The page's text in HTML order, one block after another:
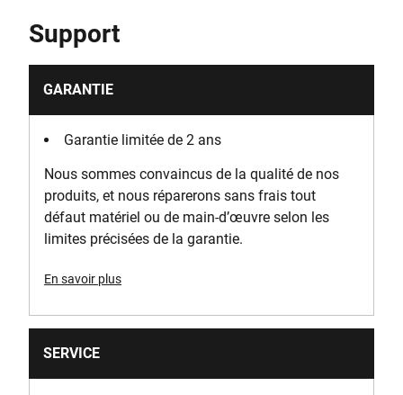
Support
GARANTIE
Garantie limitée de 2 ans
Nous sommes convaincus de la qualité de nos
produits, et nous réparerons sans frais tout
défaut matériel ou de main-d’œuvre selon les
limites précisées de la garantie.
En savoir plus
SERVICE